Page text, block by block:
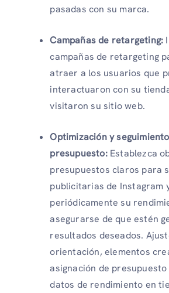
pasadas con su marca.
Campañas de retargeting:
campañas de retargeting
atraer a los usuarios que
interactuaron con su
visitaron su sitio web.
Optimización y
presupuesto:Establezca
presupuestos claros para
publicitarias de Instagram
periódicamente su
asegurarse de que estén
resultados deseados.
orientación, elementos
asignación de
datos de rendimiento en